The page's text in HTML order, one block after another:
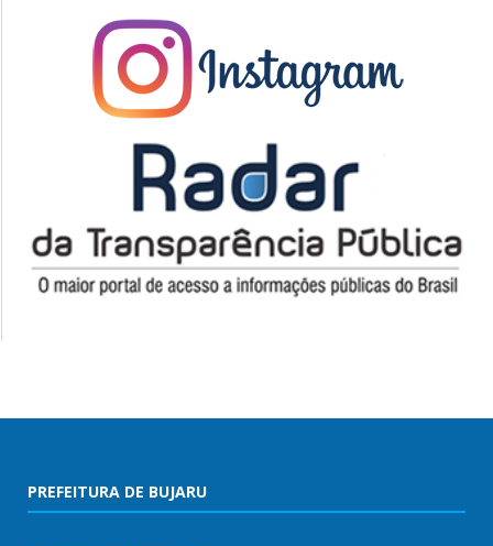
PREFEITURA DE BUJARU